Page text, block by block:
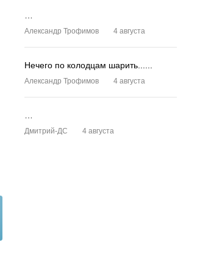
Александр Трофимов 4 августа
Нечего по колодцам шарить......
Александр Трофимов 4 августа
Дмитрий-ДС 4 августа